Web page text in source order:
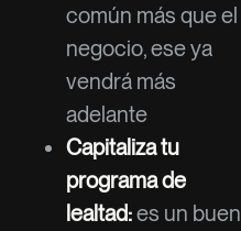
común más que el
negocio, ese ya
vendrá más
adelante
Capitaliza tu
programa de
lealtad:es un buen